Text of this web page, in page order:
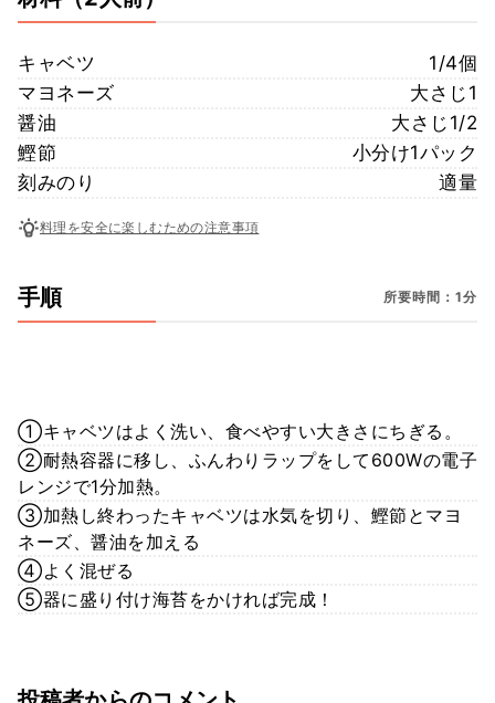
キャベツ
1/4個
マヨネーズ
大さじ1
醤油
大さじ1/2
鰹節
小分け1パック
刻みのり
適量
料理を安全に楽しむための注意事項
手順 所要時間：1分
①キャベツはよく洗い、食べやすい大きさにちぎる。
②耐熱容器に移し、ふんわりラップをして600Wの電子
レンジで1分加熱。
③加熱し終わったキャベツは水気を切り、鰹節とマヨ
ネーズ、醤油を加える
④よく混ぜる
⑤器に盛り付け海苔をかければ完成！